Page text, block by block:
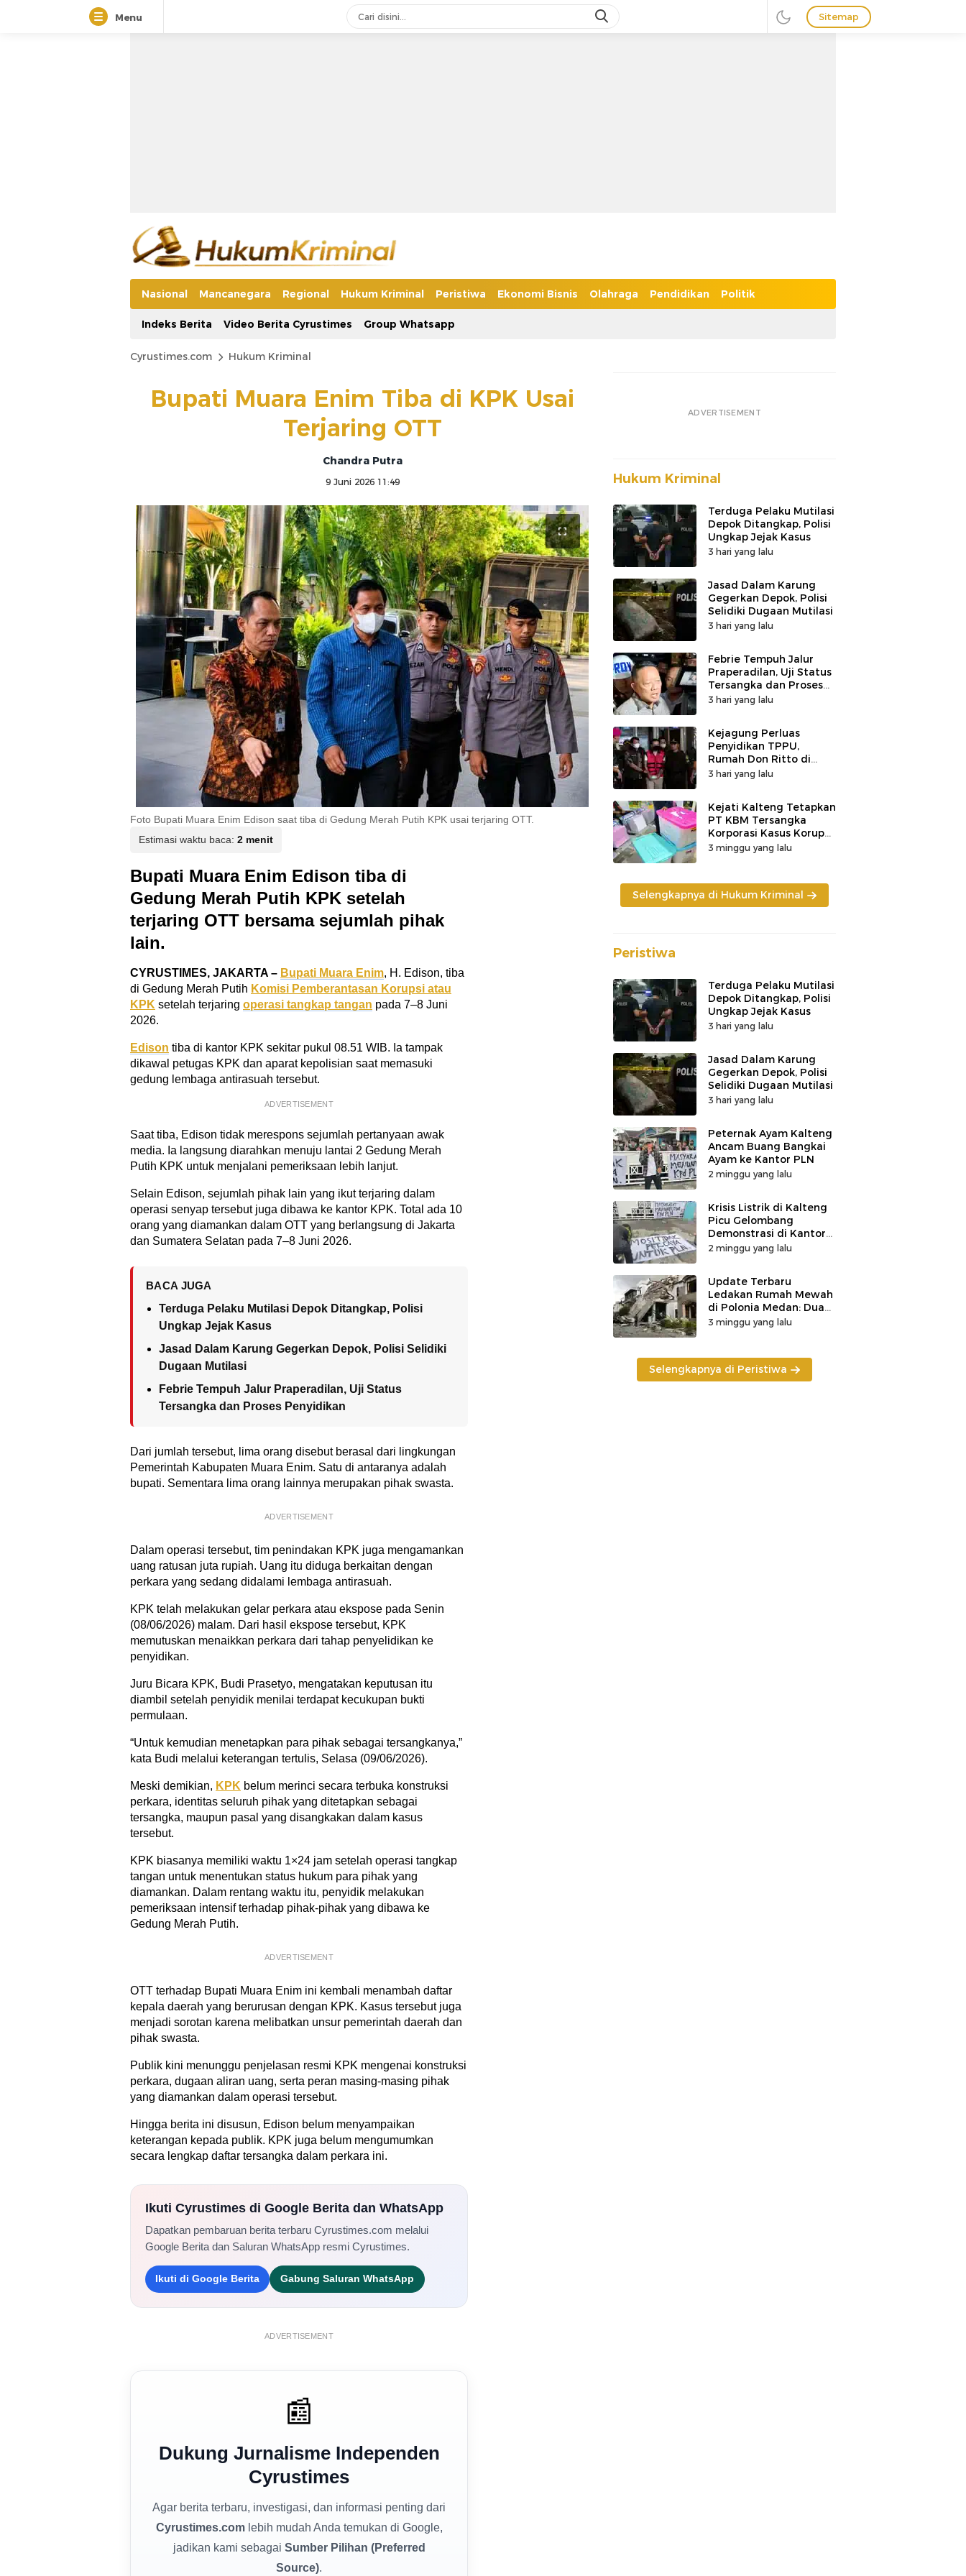
Menu Sitemap
Nasional Mancanegara Regional Hukum Kriminal Peristiwa Ekonomi Bisnis Olahraga Pendidikan Politik
Indeks Berita Video Berita Cyrustimes Group Whatsapp
Cyrustimes.com Hukum Kriminal
Bupati Muara Enim Tiba di KPK Usai
Terjaring OTT
Chandra Putra
9 Juni 2026 11:49
Foto Bupati Muara Enim Edison saat tiba di Gedung Merah Putih KPK usai terjaring OTT.
Estimasi waktu baca: 2 menit
Bupati Muara Enim Edison tiba di
Gedung Merah Putih KPK setelah
terjaring OTT bersama sejumlah pihak
lain.
CYRUSTIMES, JAKARTA – Bupati Muara Enim, H. Edison, tiba
di Gedung Merah Putih Komisi Pemberantasan Korupsi atau
KPK setelah terjaring operasi tangkap tangan pada 7–8 Juni
2026.
Edison tiba di kantor KPK sekitar pukul 08.51 WIB. Ia tampak
dikawal petugas KPK dan aparat kepolisian saat memasuki
gedung lembaga antirasuah tersebut.
ADVERTISEMENT
Saat tiba, Edison tidak merespons sejumlah pertanyaan awak
media. Ia langsung diarahkan menuju lantai 2 Gedung Merah
Putih KPK untuk menjalani pemeriksaan lebih lanjut.
Selain Edison, sejumlah pihak lain yang ikut terjaring dalam
operasi senyap tersebut juga dibawa ke kantor KPK. Total ada 10
orang yang diamankan dalam OTT yang berlangsung di Jakarta
dan Sumatera Selatan pada 7–8 Juni 2026.
BACA JUGA
Terduga Pelaku Mutilasi Depok Ditangkap, Polisi
Ungkap Jejak Kasus
Jasad Dalam Karung Gegerkan Depok, Polisi Selidiki
Dugaan Mutilasi
Febrie Tempuh Jalur Praperadilan, Uji Status
Tersangka dan Proses Penyidikan
Dari jumlah tersebut, lima orang disebut berasal dari lingkungan
Pemerintah Kabupaten Muara Enim. Satu di antaranya adalah
bupati. Sementara lima orang lainnya merupakan pihak swasta.
ADVERTISEMENT
Dalam operasi tersebut, tim penindakan KPK juga mengamankan
uang ratusan juta rupiah. Uang itu diduga berkaitan dengan
perkara yang sedang didalami lembaga antirasuah.
KPK telah melakukan gelar perkara atau ekspose pada Senin
(08/06/2026) malam. Dari hasil ekspose tersebut, KPK
memutuskan menaikkan perkara dari tahap penyelidikan ke
penyidikan.
Juru Bicara KPK, Budi Prasetyo, mengatakan keputusan itu
diambil setelah penyidik menilai terdapat kecukupan bukti
permulaan.
“Untuk kemudian menetapkan para pihak sebagai tersangkanya,”
kata Budi melalui keterangan tertulis, Selasa (09/06/2026).
Meski demikian, KPK belum merinci secara terbuka konstruksi
perkara, identitas seluruh pihak yang ditetapkan sebagai
tersangka, maupun pasal yang disangkakan dalam kasus
tersebut.
KPK biasanya memiliki waktu 1×24 jam setelah operasi tangkap
tangan untuk menentukan status hukum para pihak yang
diamankan. Dalam rentang waktu itu, penyidik melakukan
pemeriksaan intensif terhadap pihak-pihak yang dibawa ke
Gedung Merah Putih.
ADVERTISEMENT
OTT terhadap Bupati Muara Enim ini kembali menambah daftar
kepala daerah yang berurusan dengan KPK. Kasus tersebut juga
menjadi sorotan karena melibatkan unsur pemerintah daerah dan
pihak swasta.
Publik kini menunggu penjelasan resmi KPK mengenai konstruksi
perkara, dugaan aliran uang, serta peran masing-masing pihak
yang diamankan dalam operasi tersebut.
Hingga berita ini disusun, Edison belum menyampaikan
keterangan kepada publik. KPK juga belum mengumumkan
secara lengkap daftar tersangka dalam perkara ini.
Ikuti Cyrustimes di Google Berita dan WhatsApp
Dapatkan pembaruan berita terbaru Cyrustimes.com melalui
Google Berita dan Saluran WhatsApp resmi Cyrustimes.
Ikuti di Google Berita Gabung Saluran WhatsApp
ADVERTISEMENT
📰
Dukung Jurnalisme Independen
Cyrustimes
Agar berita terbaru, investigasi, dan informasi penting dari
Cyrustimes.comlebih mudah Anda temukan di Google,
jadikan kami sebagai Sumber Pilihan (Preferred
Source).
ADVERTISEMENT
Hukum Kriminal
Terduga Pelaku Mutilasi
Depok Ditangkap, Polisi
Ungkap Jejak Kasus
3 hari yang lalu
Jasad Dalam Karung
Gegerkan Depok, Polisi
Selidiki Dugaan Mutilasi
3 hari yang lalu
Febrie Tempuh Jalur
Praperadilan, Uji Status
Tersangka dan Proses
Penyidikan
3 hari yang lalu
Kejagung Perluas
Penyidikan TPPU,
Rumah Don Ritto di
Bandung Digeledah
3 hari yang lalu
Kejati Kalteng Tetapkan
PT KBM Tersangka
Korporasi Kasus Korupsi
Zirkon Rp242 Miliar
3 minggu yang lalu
Selengkapnya di Hukum Kriminal
Peristiwa
Terduga Pelaku Mutilasi
Depok Ditangkap, Polisi
Ungkap Jejak Kasus
3 hari yang lalu
Jasad Dalam Karung
Gegerkan Depok, Polisi
Selidiki Dugaan Mutilasi
3 hari yang lalu
Peternak Ayam Kalteng
Ancam Buang Bangkai
Ayam ke Kantor PLN
2 minggu yang lalu
Krisis Listrik di Kalteng
Picu Gelombang
Demonstrasi di Kantor
PLN
2 minggu yang lalu
Update Terbaru
Ledakan Rumah Mewah
di Polonia Medan: Dua
Korban Tewas
3 minggu yang lalu
Selengkapnya di Peristiwa